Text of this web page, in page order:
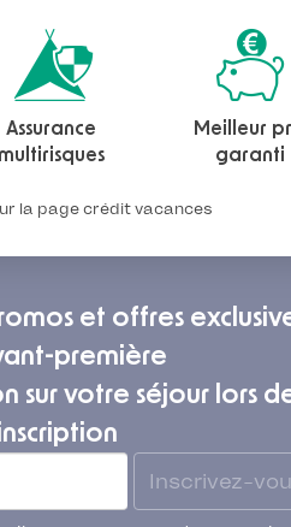
Assurance
multirisques
Meilleur
garanti
la page crédit vacances
et offres
première
sur votre séjour lors
Inscrivez-